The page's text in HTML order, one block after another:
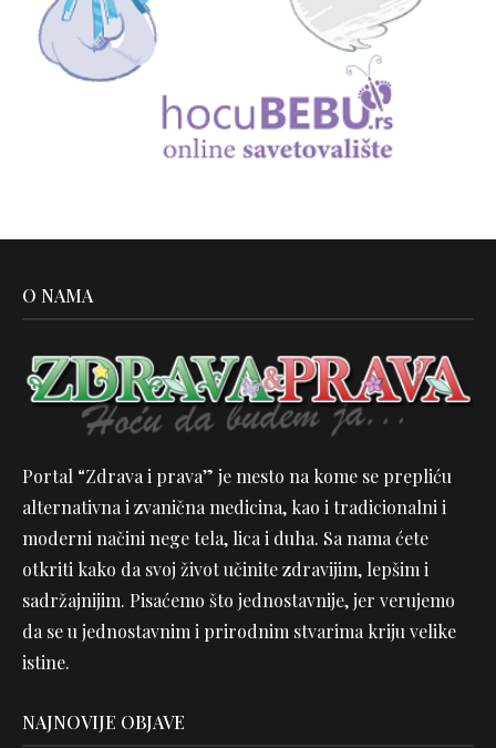
O NAMA
Portal “Zdrava i prava” je mesto na kome se prepliću
alternativna i zvanična medicina, kao i tradicionalni i
moderni načini nege tela, lica i duha. Sa nama ćete
otkriti kako da svoj život učinite zdravijim, lepšim i
sadržajnijim. Pisaćemo što jednostavnije, jer verujemo
da se u jednostavnim i prirodnim stvarima kriju velike
istine.
NAJNOVIJE OBJAVE